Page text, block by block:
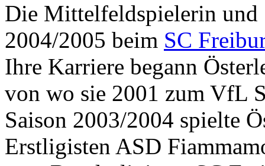
Die Mittelfeldspielerin und
2004/2005 beim SC
Ihre Karriere begann
von wo sie 2001 zum VfL
Saison 2003/2004 spielte
Erstligisten ASD